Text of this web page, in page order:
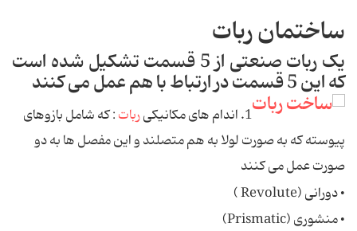
ساختمان ربات
یک ربات صنعتی از 5 قسمت تشکیل شده است
که این 5 قسمت در ارتباط با هم عمل می کنند
1. اندام های مکانیکی ربات: که شامل بازوهای
پیوسته که به صورت لولا به هم متصلند و این مفصل ها به دو
صورت عمل می کنند
• دورانی (Revolute )
• منشوری (Prismatic)